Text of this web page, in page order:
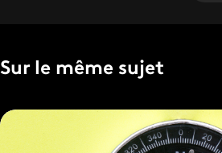
Sur le même sujet